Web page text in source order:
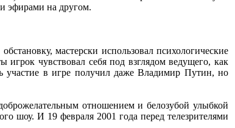
эфирами на другом.
мастерски использовал психологические
чувствовал себя под взглядом ведущего, как
участие в игре получил даже Владимир Путин, но
отношением и белозубой улыбкой
шоу. И 19 февраля 2001 года перед телезрителями